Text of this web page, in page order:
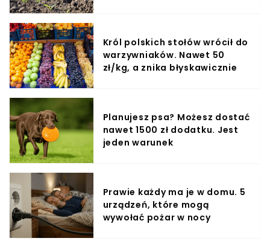
Król polskich stołów wrócił do
warzywniaków. Nawet 50
zł/kg, a znika błyskawicznie
Planujesz psa? Możesz dostać
nawet 1500 zł dodatku. Jest
jeden warunek
Prawie każdy ma je w domu. 5
urządzeń, które mogą
wywołać pożar w nocy